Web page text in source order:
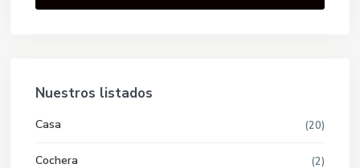
Nuestros listados
Casa (20)
Cochera (2)